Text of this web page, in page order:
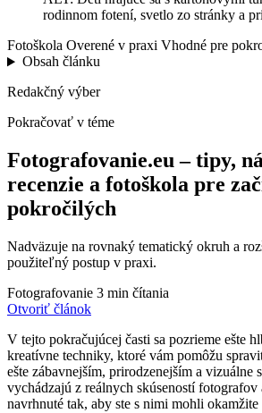
rodinnom fotení, svetlo zo stránky a
Fotoškola Overené v praxi Vhodné pre
Obsah článku
Redakčný výber
Pokračovať v téme
Fotografovanie.eu – tipy,
recenzie a fotoškola pre
pokročilých
Nadväzuje na rovnaký tematický okruh a
použiteľný postup v praxi.
Fotografovanie 3 min čítania
Otvoriť článok
V tejto pokračujúcej časti sa pozrieme ešte
kreatívne techniky, ktoré vám pomôžu
ešte zábavnejším, prirodzenejším a vizuálne
vychádzajú z reálnych skúseností fotografov
navrhnuté tak, aby ste s nimi mohli